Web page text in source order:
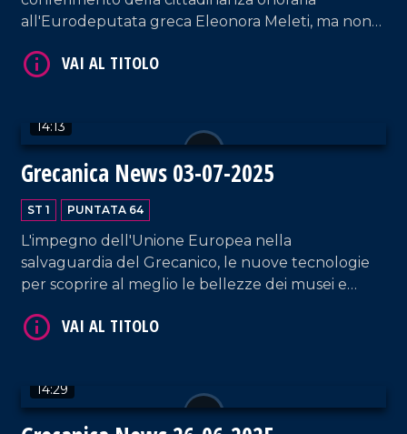
all'Eurodeputata greca Eleonora Meleti, ma non
Calabria si dota di una nuova veste grafica per
14:13
Grecanica News 03-07-2025
ST 1 PUNTATA 64
L'impegno dell'Unione Europea nella
salvaguardia del Grecanico, le nuove tecnologie
per scoprire al meglio le bellezze dei musei e
dell'Area Grecanica reggina.
14:29
VAI AL TITOLO
VAI AL TITOLO